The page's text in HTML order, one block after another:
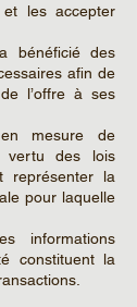
les accepter
bénéficié des
afin de
l’offre à ses
mesure de
vertu des lois
représenter la
pour laquelle
informations
constituent la